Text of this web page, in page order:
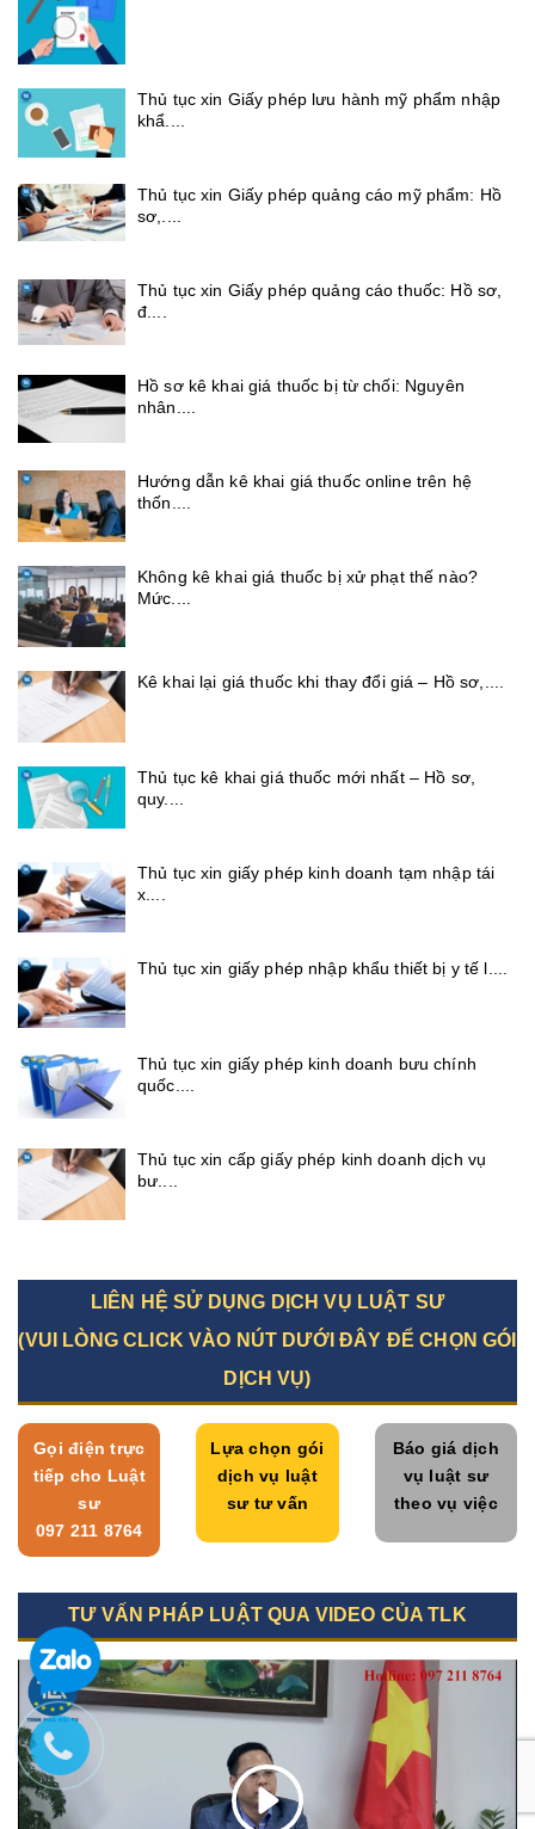
Thủ tục xin Giấy phép lưu hành mỹ phẩm nhập
khẩ....
Thủ tục xin Giấy phép quảng cáo mỹ phẩm: Hồ
sơ,....
Thủ tục xin Giấy phép quảng cáo thuốc: Hồ sơ,
đ....
Hồ sơ kê khai giá thuốc bị từ chối: Nguyên
nhân....
Hướng dẫn kê khai giá thuốc online trên hệ
thốn....
Không kê khai giá thuốc bị xử phạt thế nào?
Mức....
Kê khai lại giá thuốc khi thay đổi giá – Hồ sơ,....
Thủ tục kê khai giá thuốc mới nhất – Hồ sơ,
quy....
Thủ tục xin giấy phép kinh doanh tạm nhập tái
x....
Thủ tục xin giấy phép nhập khẩu thiết bị y tế l....
Thủ tục xin giấy phép kinh doanh bưu chính
quốc....
Thủ tục xin cấp giấy phép kinh doanh dịch vụ
bư....
LIÊN HỆ SỬ DỤNG DỊCH VỤ LUẬT SƯ
(VUI LÒNG CLICK VÀO NÚT DƯỚI ĐÂY ĐỂ CHỌN GÓI
DỊCH VỤ)
Gọi điện trực
tiếp cho Luật
sư
097 211 8764
Lựa chọn gói
dịch vụ luật
sư tư vấn
Báo giá dịch
vụ luật sư
theo vụ việc
TƯ VẤN PHÁP LUẬT QUA VIDEO CỦA TLK